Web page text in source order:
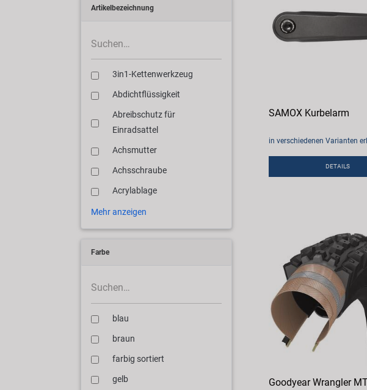
Artikelbezeichnung
3in1-Kettenwerkzeug
Abdichtflüssigkeit
Abreibschutz für
Einradsattel
Achsmutter
Achsschraube
Acrylablage
Mehr anzeigen
Farbe
blau
braun
farbig sortiert
gelb
SAMOX Kurbelarm
in verschiedenen Varianten
DETAILS
Goodyear Wrangler